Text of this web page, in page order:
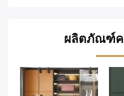
ผลิตภัณฑ์ค